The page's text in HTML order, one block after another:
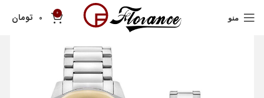
منو 0
0 تومان